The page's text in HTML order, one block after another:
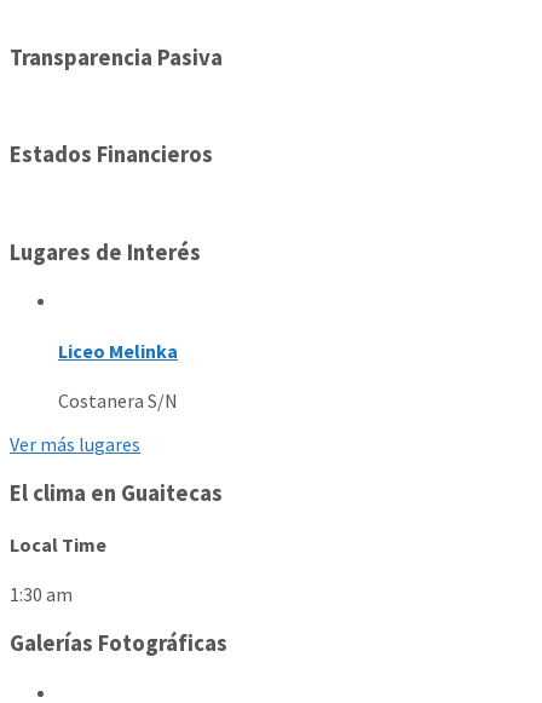
Transparencia Pasiva
Estados Financieros
Lugares de Interés
Liceo Melinka
Costanera S/N
Ver más lugares
El clima en Guaitecas
Local Time
1:30 am
Galerías Fotográficas